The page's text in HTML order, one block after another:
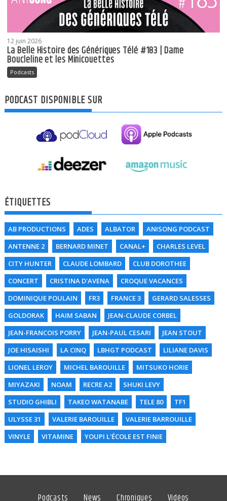
12 juin 2026
La Belle Histoire des Génériques Télé #183 | Dame
Boucleline et les Minicouettes
Podcasts
PODCAST DISPONIBLE SUR
ÉTIQUETTES
AB PRODUCTIONS ADES ALBATOR
ANISONG PODCAST
ANTENNE 2
BERNARD MINET CANAL+
CHARLES LEVEL
CITY HUNTER
CLAUDE LOMBARD
CLUB DOROTHEE
CONCERT
CRISTINA D'AVENA
CROQUE VACANCES
DOMINIQUE POULAIN
FR3 FRANCE 3
GERARD SALESSES
GOLDORAK
HAIM SABAN
JEAN-CLAUDE CORBEL
JEAN-FRANCOIS PORRY
JEAN-PAUL CESARI
JEAN STOUT
JOE HISAISHI
LA CINQ LBHGT PODCAST
LILIANE DAVIS
LIONEL LEROY
MICHEL BAROUILLE
MITSUKO HORIE
MIYAZAKI
NOAM RECRE A2
SHUKI LEVY
STUDIO GHIBLI
TAKEO WATANABE TELE 80
TF1
ULYSSE 31
VALERIE BAROUILLE
VALERIE BARROUILLE
VINYLE
VITAMINE YOUPI L'ÉCOLE EST FINIE
Podcasts News Chroniques Vidéos